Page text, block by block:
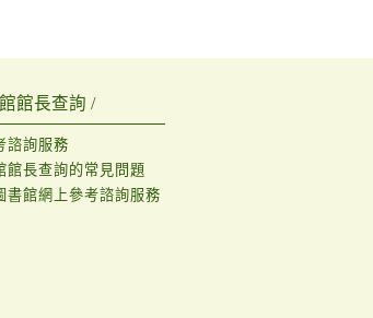
館長查詢 /
諮詢服務
館長查詢的常見問題
書館網上參考諮詢服務